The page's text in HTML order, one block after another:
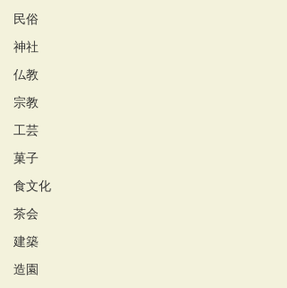
民俗
神社
仏教
宗教
工芸
菓子
食文化
茶会
建築
造園